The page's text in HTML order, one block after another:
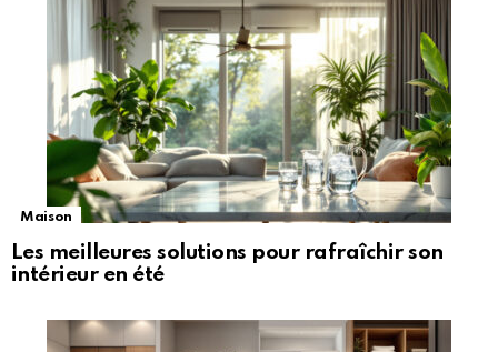
Maison
Les meilleures solutions pour rafraîchir son
intérieur en été